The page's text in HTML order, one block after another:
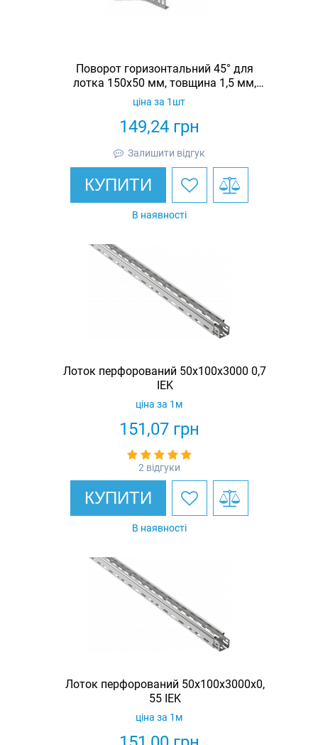
Поворот горизонтальний 45° для
лотка 150х50 мм, товщина 1,5 мм,
гарячеоцинкований, Eurotray
149,24грн
ціна за 1шт
Залишити відгук
КУПИТИ
В наявності
Лоток перфорований 50х100х3000 0,7
IEK
151,07грн
ціна за 1м
2 відгуки
КУПИТИ
В наявності
Лоток перфорований 50х100х3000х0,
55 IEK
ціна за 1м